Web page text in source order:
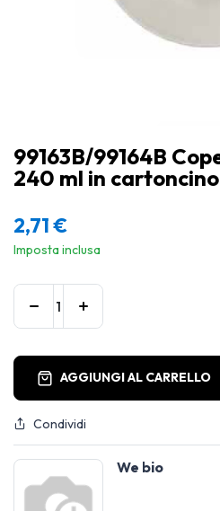
99163B/99164B
240 ml in
2,71€
Imposta inclusa
AGGIUNGI AL CARRELLO
Condividi
We bio